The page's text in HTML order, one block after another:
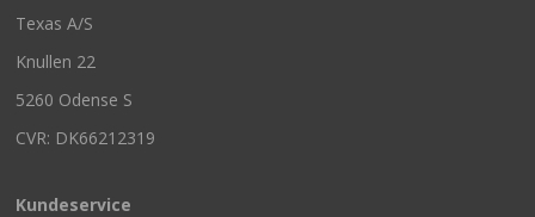
Texas A/S
Knullen 22
5260 Odense S
CVR: DK66212319
Kundeservice